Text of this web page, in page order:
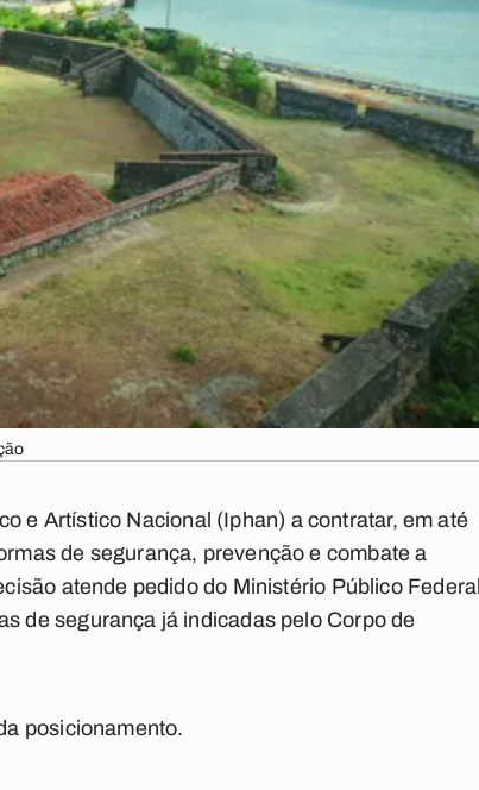
e Artístico Nacional (Iphan) a contratar, em até
de segurança, prevenção e combate a
atende pedido do Ministério Público Federal
de segurança já indicadas pelo Corpo de
posicionamento.